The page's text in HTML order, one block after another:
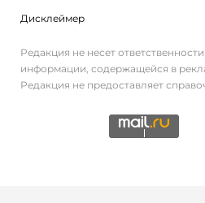
Дисклеймер
Редакция не несет
информации, содержащейся в
Редакция не предоставляет